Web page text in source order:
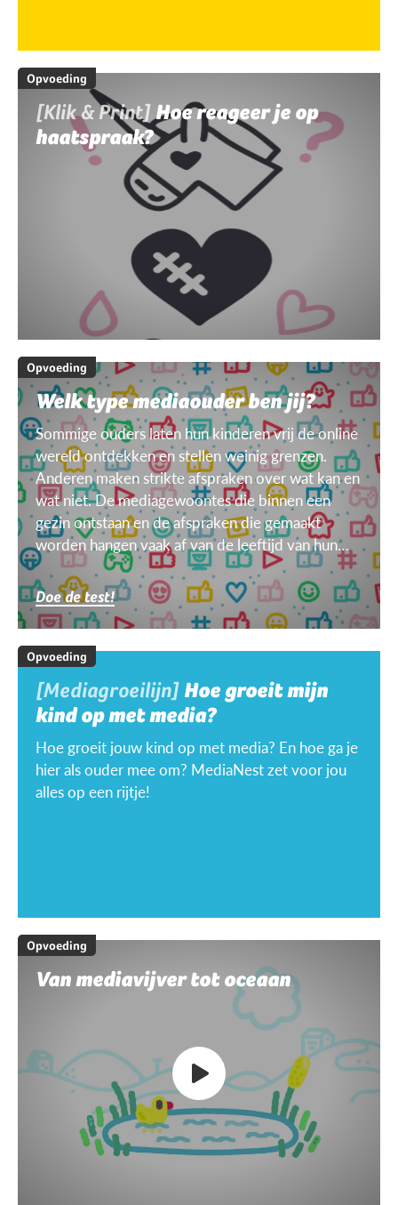
Opvoeding
[Klik & Print]Hoe reageer je op
haatspraak?
Opvoeding
Welk type mediaouder ben jij?
Sommige ouders laten hun kinderen vrij de online
wereld ontdekken en stellen weinig grenzen.
Anderen maken strikte afspraken over wat kan en
wat niet. De mediagewoontes die binnen een
gezin ontstaan en de afspraken die gemaakt
worden hangen vaak af van de leeftijd van hun
kinderen, van het doel, het toestel, het weer ...
Doe de test!
Opvoeding
[Mediagroeilijn] Hoe groeit mijn
kind op met media?
Hoe groeit jouw kind op met media? En hoe ga je
hier als ouder mee om? MediaNest zet voor jou
alles op een rijtje!
Opvoeding
Van mediavijver tot oceaan